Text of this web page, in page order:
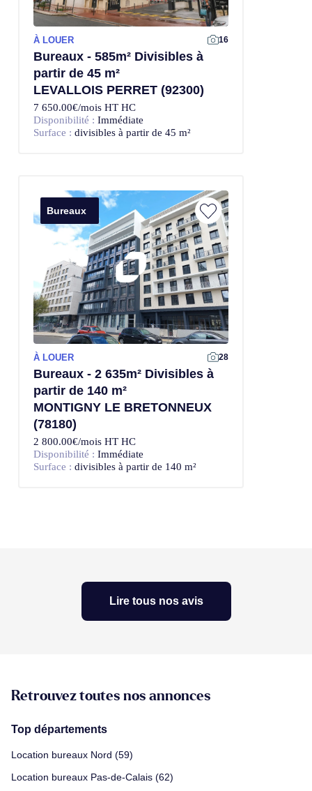
Offre Exclusive
À LOUER 16
Bureaux - 585m² Divisibles à
partir de 45 m²
LEVALLOIS PERRET (92300)
7 650.00€/mois HT HC
Disponibilité : Immédiate
Surface : divisibles à partir de 45 m²
Bureaux
À LOUER 28
Bureaux - 2 635m² Divisibles à
partir de 140 m²
MONTIGNY LE BRETONNEUX
(78180)
2 800.00€/mois HT HC
Disponibilité : Immédiate
Surface : divisibles à partir de 140 m²
Lire tous nos avis
Retrouvez toutes nos annonces
Top départements
Location bureaux Nord (59)
Location bureaux Pas-de-Calais (62)